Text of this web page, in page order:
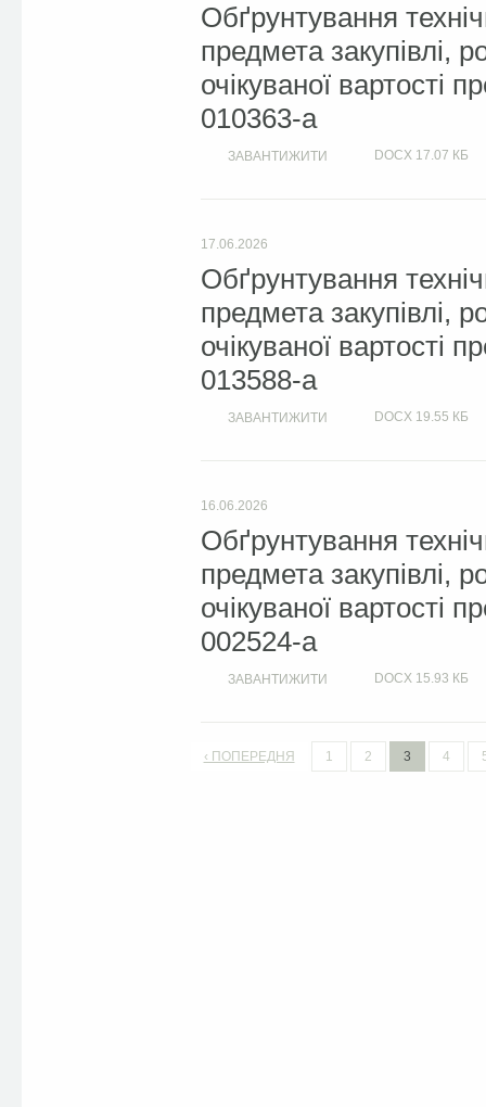
Обґрунтування
предмета закупівлі,
очікуваної вартості
010363-a
ЗАВАНТИЖИТИ DOCX 17.07 КБ
17.06.2026
Обґрунтування
предмета закупівлі,
очікуваної вартості
013588-a
ЗАВАНТИЖИТИ DOCX 19.55 КБ
16.06.2026
Обґрунтування
предмета закупівлі,
очікуваної вартості
002524-a
ЗАВАНТИЖИТИ DOCX 15.93 КБ
‹ ПОПЕРЕДНЯ 1 2 3 4